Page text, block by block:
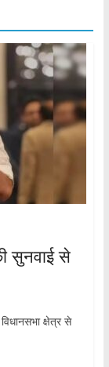
सुनवाई से
क्षेत्र से